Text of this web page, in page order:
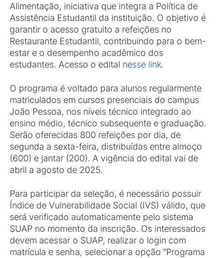
Alimentação, iniciativa que integra a Política de
Assistência Estudantil da instituição. O objetivo é
garantir o acesso gratuito a refeições no
Restaurante Estudantil, contribuindo para o bem-
estar e o desempenho acadêmico dos
estudantes. Acesso o edital nesse link.
O programa é voltado para alunos regularmente
matriculados em cursos presenciais do campus
João Pessoa, nos níveis técnico integrado ao
ensino médio, técnico subsequente e graduação.
Serão oferecidas 800 refeições por dia, de
segunda a sexta-feira, distribuídas entre almoço
(600) e jantar (200). A vigência do edital vai de
abril a agosto de 2025.
Para participar da seleção, é necessário possuir
Índice de Vulnerabilidade Social (IVS) válido, que
será verificado automaticamente pelo sistema
SUAP no momento da inscrição. Os interessados
devem acessar o SUAP, realizar o login com
matrícula e senha, selecionar a opção “Programa